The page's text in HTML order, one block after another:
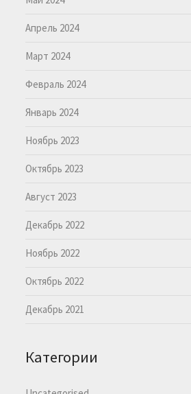
Апрель 2024
Март 2024
Февраль 2024
Январь 2024
Ноябрь 2023
Октябрь 2023
Август 2023
Декабрь 2022
Ноябрь 2022
Октябрь 2022
Декабрь 2021
Категории